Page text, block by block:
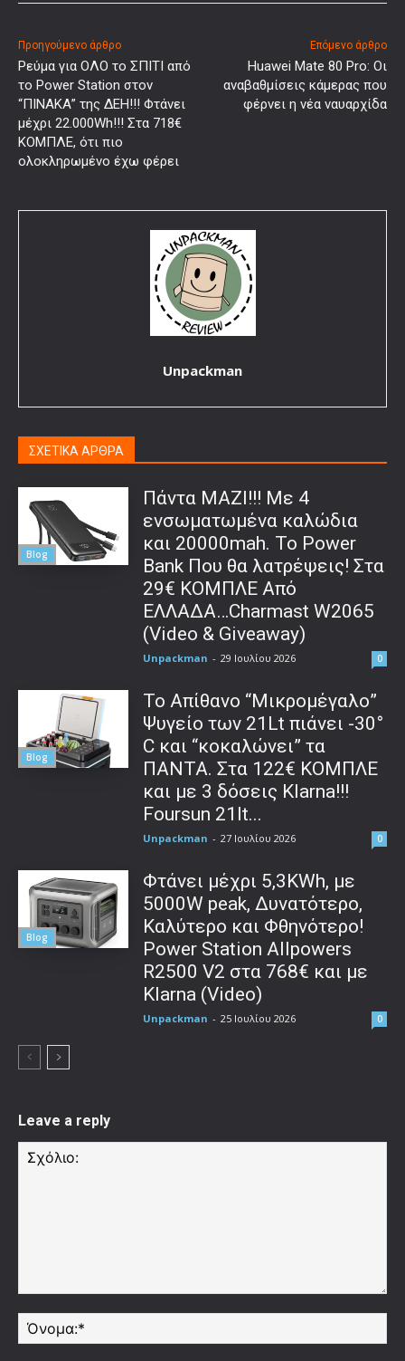
Προηγούμενο άρθρο
Ρεύμα για ΟΛΟ το ΣΠΙΤΙ από
τo Power Station στον
“ΠΙΝΑΚΑ” της ΔΕΗ!!! Φτάνει
μέχρι 22.000Wh!!! Στα 718€
ΚΟΜΠΛΕ, ότι πιο
ολοκληρωμένο έχω φέρει
Επόμενο άρθρο
Huawei Mate 80 Pro: Οι
αναβαθμίσεις κάμερας που
φέρνει η νέα ναυαρχίδα
Unpackman
ΣΧΕΤΙΚΑ ΑΡΘΡΑ
Blog
Πάντα ΜΑΖΙ!!! Με 4
ενσωματωμένα καλώδια
και 20000mah. Το Power
Bank Που θα λατρέψεις! Στα
29€ ΚΟΜΠΛΕ Από
ΕΛΛΑΔΑ…Charmast W2065
(Video & Giveaway)
Unpackman - 29 Ιουλίου 2026 0
Blog
Το Απίθανο “Μικρομέγαλο”
Ψυγείο των 21Lt πιάνει -30°
C και “κοκαλώνει” τα
ΠΑΝΤΑ. Στα 122€ ΚΟΜΠΛΕ
και με 3 δόσεις Klarna!!!
Foursun 21lt...
Unpackman - 27 Ιουλίου 2026 0
Blog
Φτάνει μέχρι 5,3KWh, με
5000W peak, Δυνατότερο,
Καλύτερο και Φθηνότερο!
Power Station Allpowers
R2500 V2 στα 768€ και με
Klarna (Video)
Unpackman - 25 Ιουλίου 2026 0
Leave a reply